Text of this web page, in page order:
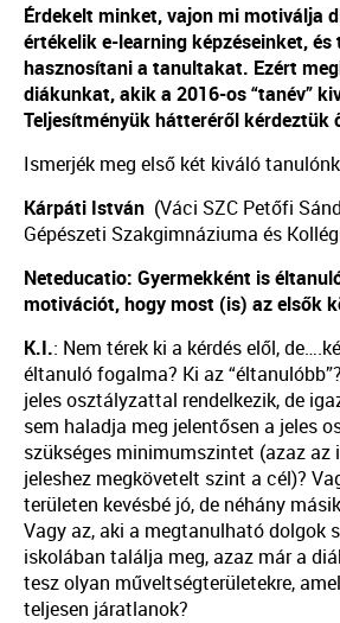
Érdekelt minket, vajon mi motiválja
értékelik e-learning képzéseinket, és
hasznosítani a tanultakat. Ezért
diákunkat, akik a 2016-os “tanév”
Teljesítményük hátteréről kérdeztük
Ismerjék meg első két kiváló
Kárpáti István (Váci SZC Petőfi
Gépészeti Szakgimnáziuma és
Neteducatio: Gyermekként is
motivációt, hogy most (is) az elsők
K.I.: Nem térek ki a kérdés elől,
éltanuló fogalma? Ki az
jeles osztályzattal rendelkezik, de
sem haladja meg jelentősen a jeles
szükséges minimumszintet (azaz
jeleshez megkövetelt szint a cél)?
területen kevésbé jó, de néhány
Vagy az, aki a megtanulható dolgok
iskolában találja meg, azaz már a
tesz olyan műveltségterületekre,
teljesen járatlanok?